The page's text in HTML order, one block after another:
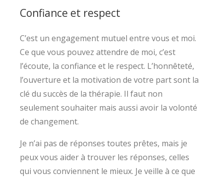
Confiance et respect
C’est un engagement mutuel entre vous et moi.
Ce que vous pouvez attendre de moi, c’est
l’écoute, la confiance et le respect. L’honnêteté,
l’ouverture et la motivation de votre part sont la
clé du succès de la thérapie. Il faut non
seulement souhaiter mais aussi avoir la volonté
de changement.
Je n’ai pas de réponses toutes prêtes, mais je
peux vous aider à trouver les réponses, celles
qui vous conviennent le mieux. Je veille à ce que